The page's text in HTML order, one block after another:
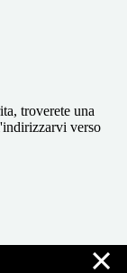
×
troverete una
verso